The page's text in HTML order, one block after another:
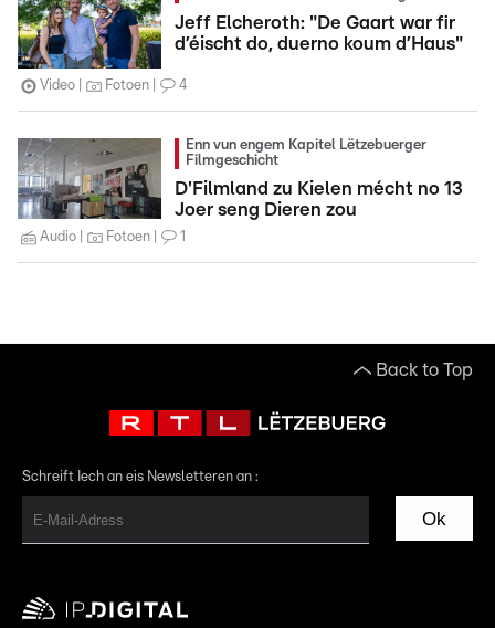
Jeff Elcheroth: "De Gaart war fir
d’éischt do, duerno koum d’Haus"
Video Fotoen 4
Enn vun engem Kapitel Lëtzebuerger
Filmgeschicht
D'Filmland zu Kielen mécht no 13
Joer seng Dieren zou
Audio Fotoen 1
Back to Top
Schreift Iech an eis Newsletteren an :
Ok